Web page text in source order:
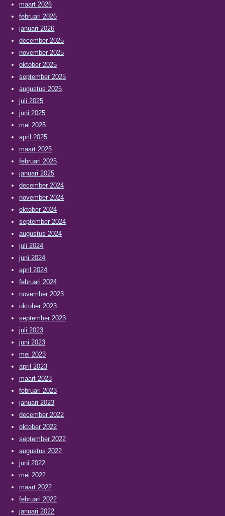
maart 2026
februari 2026
januari 2026
december 2025
november 2025
oktober 2025
september 2025
augustus 2025
juli 2025
juni 2025
mei 2025
april 2025
maart 2025
februari 2025
januari 2025
december 2024
november 2024
oktober 2024
september 2024
augustus 2024
juli 2024
juni 2024
april 2024
februari 2024
november 2023
oktober 2023
september 2023
juli 2023
juni 2023
mei 2023
april 2023
maart 2023
februari 2023
januari 2023
december 2022
oktober 2022
september 2022
augustus 2022
juni 2022
mei 2022
maart 2022
februari 2022
januari 2022